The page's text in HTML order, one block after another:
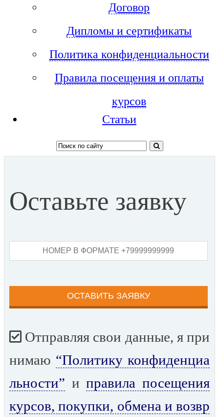
Договор
Дипломы и сертификаты
Политика конфиденциальности
Правила посещения и оплаты
курсов
Статьи
Оставьте заявку
Отправляя свои данные, я при
нимаю “Политику конфиденциа
льности” иправила посещения
курсов, покупки, обмена и возвр